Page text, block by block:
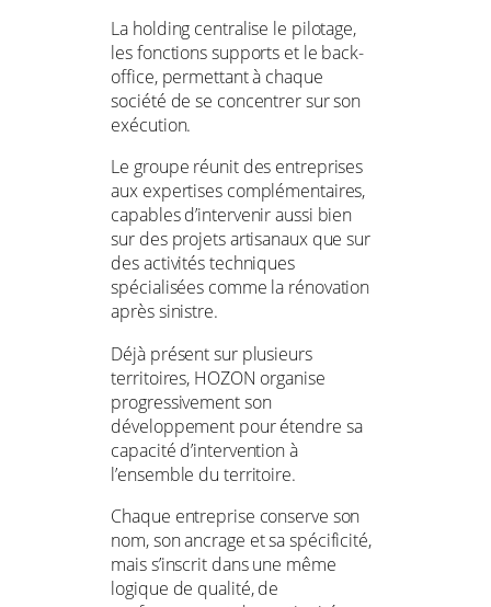
La holding centralise le pilotage,
les fonctions supports et le back-
office, permettant à chaque
société de se concentrer sur son
exécution.
Le groupe réunit des entreprises
aux expertises complémentaires,
capables d’intervenir aussi bien
sur des projets artisanaux que sur
des activités techniques
spécialisées comme la rénovation
après sinistre.
Déjà présent sur plusieurs
territoires, HOZON organise
progressivement son
développement pour étendre sa
capacité d’intervention à
l’ensemble du territoire.
Chaque entreprise conserve son
nom, son ancrage et sa spécificité,
mais s’inscrit dans une même
logique de qualité, de